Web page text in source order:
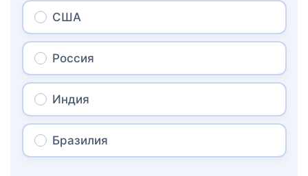
США
Россия
Индия
Бразилия